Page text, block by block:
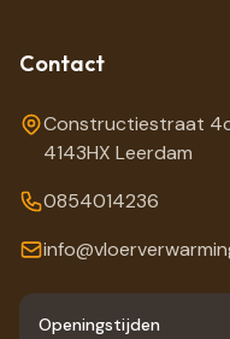
Contact
Constructiestraat
4143HX Leerdam
0854014236
Openingstijden